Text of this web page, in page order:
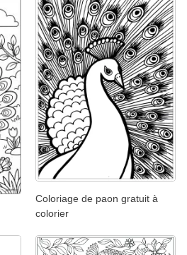
Coloriage de paon gratuit à
colorier